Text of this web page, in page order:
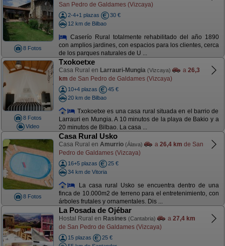
8 Fotos
San Pedro de Galdames (Vizcaya)
2-4+1 plazas
30 €
12 km de Bilbao
Caserío Rural totalmente rehabilitado del año 1890
con amplios jardines, con espacios para los clientes, cerca
de los parques naturales de U ...
8 Fotos
Video
Txokoetxe
Casa Rural en Larrauri-Mungia (Vizcaya) a 26,3
km de San Pedro de Galdames (Vizcaya)
10+4 plazas
45 €
20 km de Bilbao
Txokoetxe es una casa rural situada en el barrio de
Larrauri en Mungia. A 10 minutos de la playa de Bakio y a
20 minutos de Bilbao. La casa ...
8 Fotos
Casa Rural Usko
Casa Rural en Amurrio (Álava) a 26,4 km de San
Pedro de Galdames (Vizcaya)
16+5 plazas
25 €
34 km de Vitoria
La casa rural Usko se encuentra dentro de una
finca de 10.000m2 de terreno para el entretenimiento, con
árboles frutales y ornamentales. Dis ...
La Posada de Ojébar
Hostal Rural en Rasines (Cantabria) a 27,4 km
de San Pedro de Galdames (Vizcaya)
15 plazas
25 €